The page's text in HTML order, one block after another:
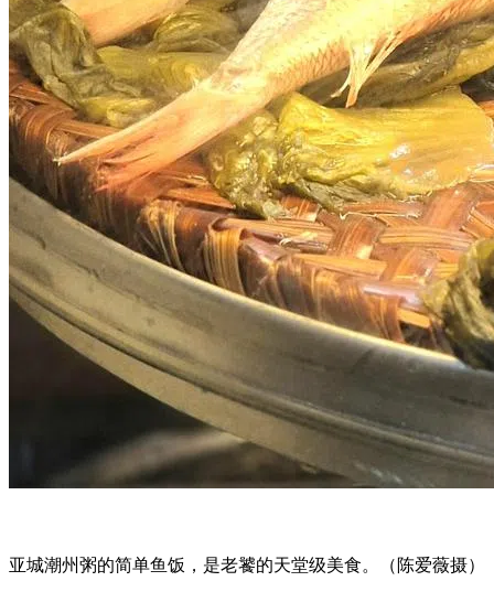
亚城潮州粥的简单鱼饭，是老饕的天堂级美食。（陈爱薇摄）